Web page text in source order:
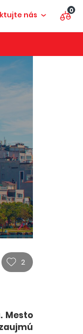
nás 0
2
Mesto